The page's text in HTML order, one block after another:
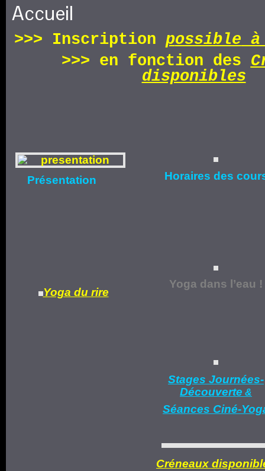
Accueil
>>> Inscription possible à
>>> en fonction des
disponibles
Présentation Horaires des
Yoga du rire
Yoga dans l’eau !
Stages Journées-
Découverte &
Séances Ciné-
Créneaux